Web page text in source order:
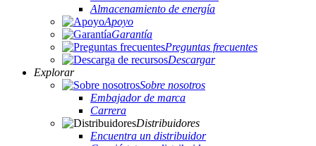
Almacenamiento de energía
Apoyo
Garantía
Preguntas frecuentes
Descargar
Explorar
Sobre nosotros
Embajador de marca
Carrera
Distribuidores
Encuentra un distribuidor